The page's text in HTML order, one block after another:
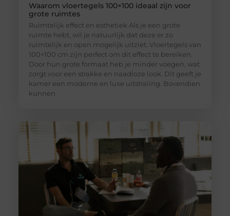
Waarom vloertegels 100×100 ideaal zijn voor
grote ruimtes
Ruimtelijk effect en esthetiek Als je een grote
ruimte hebt, wil je natuurlijk dat deze er zo
ruimtelijk en open mogelijk uitziet. Vloertegels van
100×100 cm zijn perfect om dit effect te bereiken.
Door hun grote formaat heb je minder voegen, wat
zorgt voor een strakke en naadloze look. Dit geeft je
kamer een moderne en luxe uitstraling. Bovendien
kunnen